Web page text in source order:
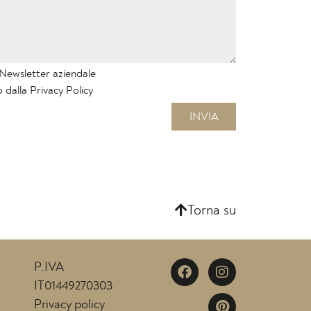
aziendale
dalla Privacy Policy
INVIA
Torna su
P.IVA
IT01449270303
Privacy policy